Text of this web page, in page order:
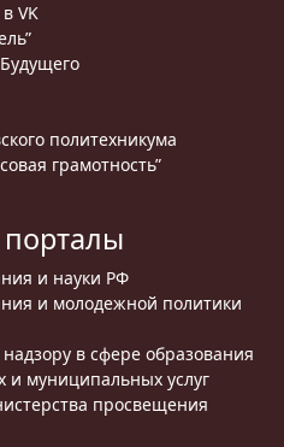
VK
политехникума
грамотность”
порталы
и науки РФ
и молодежной политики
в сфере образования
и муниципальных услуг
просвещения